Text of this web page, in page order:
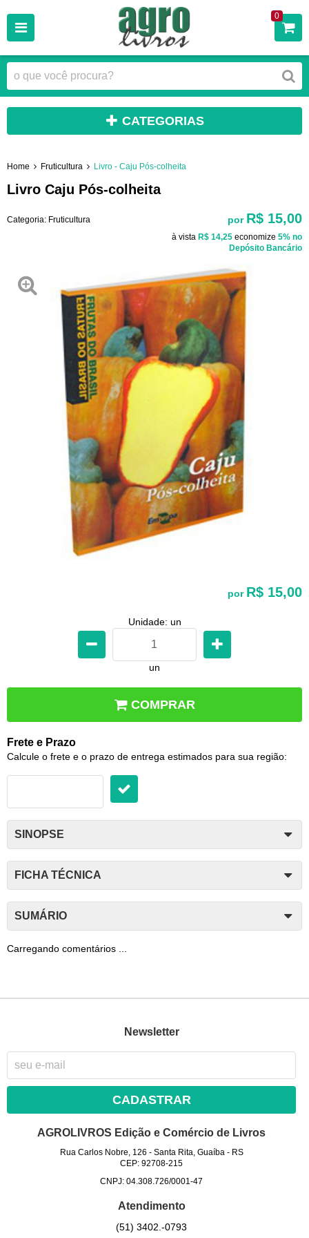
0
CATEGORIAS
Home Fruticultura Livro - Caju Pós-colheita
Livro Caju Pós-colheita
Categoria: Fruticultura por R$ 15,00
à vista R$ 14,25 economize 5% no
Depósito Bancário
por R$ 15,00
Unidade: un
un
COMPRAR
Frete e Prazo
Calcule o frete e o prazo de entrega estimados para sua região:
SINOPSE
FICHA TÉCNICA
SUMÁRIO
Carregando comentários ...
Newsletter
CADASTRAR
AGROLIVROS Edição e Comércio de Livros
Rua Carlos Nobre, 126 - Santa Rita, Guaíba- RS
CEP: 92708-215
CNPJ: 04.308.726/0001-47
Atendimento
(51) 3402.-0793